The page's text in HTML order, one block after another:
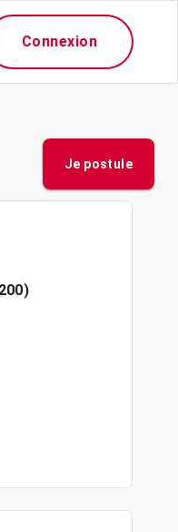
Connexion
Je postule